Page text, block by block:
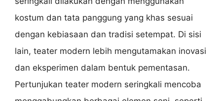
kostum dan tata panggung yang khas sesuai
dengan kebiasaan dan tradisi setempat. Di sisi
lain, teater modern lebih mengutamakan inovasi
dan eksperimen dalam bentuk pementasan.
Pertunjukan teater modern seringkali mencoba